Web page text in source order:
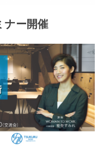
ナー開催